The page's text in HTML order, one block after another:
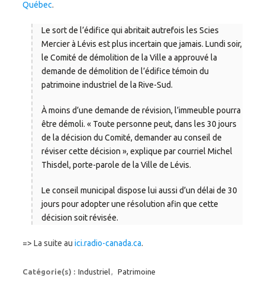
Québec.
Le sort de l’édifice qui abritait autrefois les Scies
Mercier à Lévis est plus incertain que jamais. Lundi soir,
le Comité de démolition de la Ville a approuvé la
demande de démolition de l’édifice témoin du
patrimoine industriel de la Rive-Sud.
À moins d’une demande de révision, l’immeuble pourra
être démoli. « Toute personne peut, dans les 30 jours
de la décision du Comité, demander au conseil de
réviser cette décision », explique par courriel Michel
Thisdel, porte-parole de la Ville de Lévis.
Le conseil municipal dispose lui aussi d’un délai de 30
jours pour adopter une résolution afin que cette
décision soit révisée.
=> La suite au ici.radio-canada.ca.
Catégorie(s) : Industriel, Patrimoine